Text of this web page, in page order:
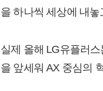
을 하나씩 세상에 내놓
실제 올해 LG유플러스
을 앞세워 AX 중심의